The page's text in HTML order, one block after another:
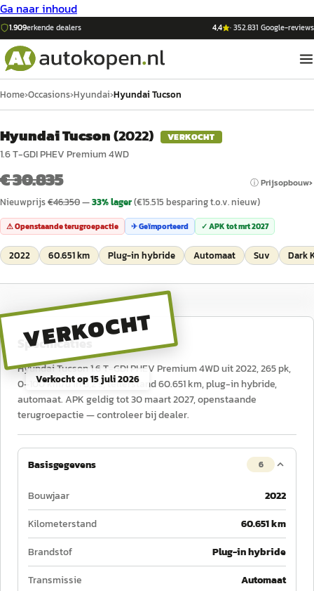
Ga naar inhoud
1.909erkende dealers 4,4 ·352.831 Google-reviews
Home›Occasions›Hyundai›Hyundai Tucson
Hyundai Tucson(2022) VERKOCHT
1.6 T-GDI PHEV Premium 4WD
€ 30.835 ⓘ Prijsopbouw
Nieuwprijs€46.350—33% lager(€15.515 besparing t.o.v. nieuw)
⚠ Openstaande terugroepactie ✈ Geïmporteerd ✓ APK totmrt 2027
2022 60.651 km Plug-in hybride Automaat Suv Dark
VERKOCHT
Verkocht op15 juli 2026
Specificaties
Hyundai Tucson 1.6 T-GDI PHEV Premium 4WD uit 2022, 265 pk,
0–100 km/u in 8,2 s, tellerstand 60.651 km, plug-in hybride,
automaat. APK geldig tot 30 maart 2027, openstaande
terugroepactie — controleer bij dealer.
Basisgegevens 6
Bouwjaar
2022
Kilometerstand
60.651 km
Brandstof
Plug-in hybride
Transmissie
Automaat